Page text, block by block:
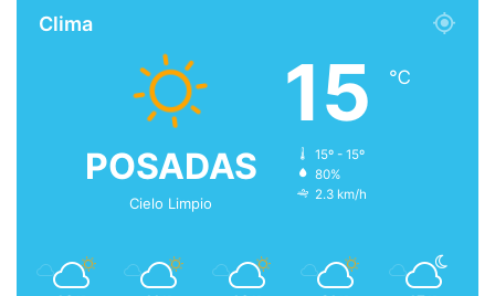
Clima
POSADAS
Cielo Limpio
15 ℃
15º - 15º
80%
2.3 km/h